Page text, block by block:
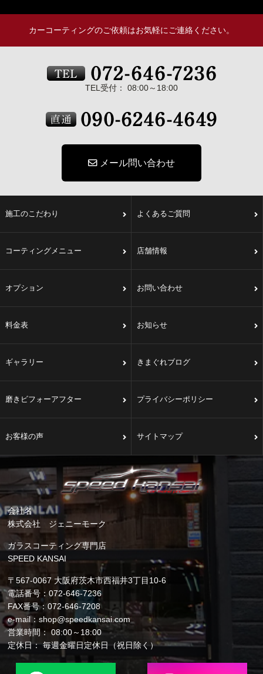
カーコーティングのご依頼はお気軽にご連絡ください。
TEL受付： 08:00～18:00
メール問い合わせ
施工のこだわり よくあるご質問
コーティングメニュー 店舗情報
オプション お問い合わせ
料金表 お知らせ
ギャラリー きまぐれブログ
磨きビフォーアフター プライバシーポリシー
お客様の声 サイトマップ
会社名
株式会社 ジェニーモーク
ガラスコーティング専門店
SPEED KANSAI
〒567-0067 大阪府茨木市西福井3丁目10-6
電話番号：072-646-7236
FAX番号：072-646-7208
e-mail：shop@speedkansai.com
営業時間： 08:00～18:00
定休日： 毎週金曜日定休日（祝日除く）